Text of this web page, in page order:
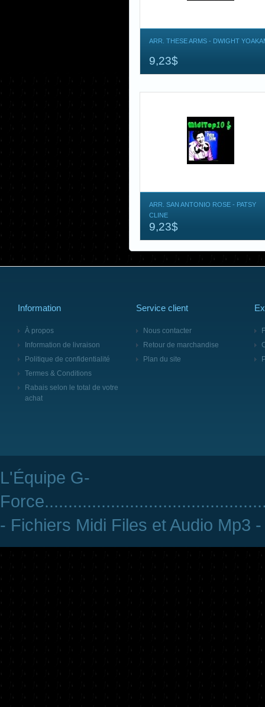
ARR. THESE ARMS - DWIGHT
9,23$
ARR. SAN ANTONIO ROSE - PATSY
CLINE
9,23$
Information
À propos
Information de livraison
Politique de confidentialité
Termes & Conditions
Rabais selon le total de votre
achat
Service client
Nous contacter
Retour de marchandise
Plan du site
L'Équipe G-
Force
- Fichiers Midi Files et Audio Mp3